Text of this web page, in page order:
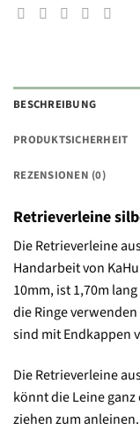
BESCHREIBUNG
PRODUKTSICHERHEIT
REZENSIONEN (0)
Retrieverleine
Die Retrieverleine
Handarbeit von
10mm, ist 1,70m
die Ringe
sind mit Endkappen
Die Retrieverleine
könnt die Leine
ziehen zum